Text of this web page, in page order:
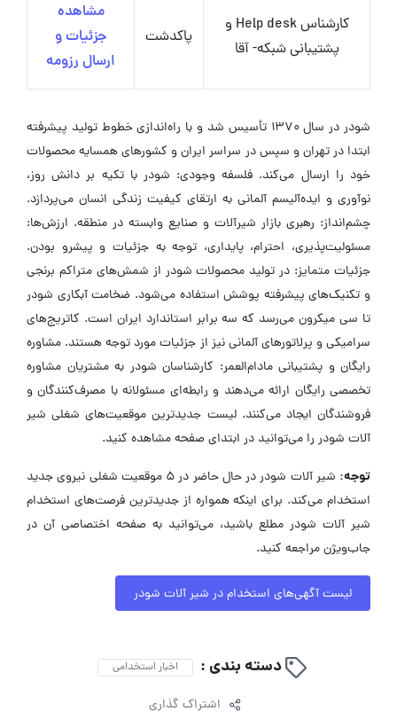
کارشناس Help desk و
پشتیبانی شبکه- آقا
پاکدشت
مشاهده
جزئیات و
ارسال رزومه
شودر در سال 1370 تأسیس شد و با راه‌اندازی خطوط تولید پیشرفته
ابتدا در تهران و سپس در سراسر ایران و کشورهای همسایه محصولات
خود را ارسال می‌کند. فلسفه وجودی: شودر با تکیه بر دانش روز،
نوآوری و ایده‌آلیسم آلمانی به ارتقای کیفیت زندگی انسان می‌پردازد.
چشم‌انداز: رهبری بازار شیرآلات و صنایع وابسته در منطقه. ارزش‌ها:
مسئولیت‌پذیری، احترام، پایداری، توجه به جزئیات و پیشرو بودن.
جزئیات متمایز: در تولید محصولات شودر از شمش‌های متراکم برنجی
و تکنیک‌های پیشرفته پوشش استفاده می‌شود. ضخامت آبکاری شودر
تا سی میکرون می‌رسد که سه برابر استاندارد ایران است. کاتریج‌های
سرامیکی و پرلاتورهای آلمانی نیز از جزئیات مورد توجه هستند. مشاوره
رایگان و پشتیبانی مادام‌العمر: کارشناسان شودر به مشتریان مشاوره
تخصصی رایگان ارائه می‌دهند و رابطه‌ای مسئولانه با مصرف‌کنندگان و
فروشندگان ایجاد می‌کنند. لیست جدیدترین موقعیت‌های شغلی شیر
آلات شودر را می‌توانید در ابتدای صفحه مشاهده کنید.
توجه:
شیر آلات شودر در حال حاضر در ۵ موقعیت شغلی نیروی جدید
استخدام می‌کند. برای اینکه همواره از جدیدترین فرصت‌های استخدام
شیر آلات شودر مطلع باشید، می‌توانید به صفحه اختصاصی آن در
جاب‌ویژن مراجعه کنید.
لیست آگهی‌های استخدام در شیر آلات شودر
دسته بندی : اخبار استخدامی
اشتراک گذاری